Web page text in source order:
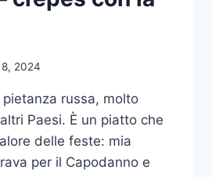
2024
pietanza russa, molto
Paesi. È un piatto che
delle feste: mia
per il Capodanno e